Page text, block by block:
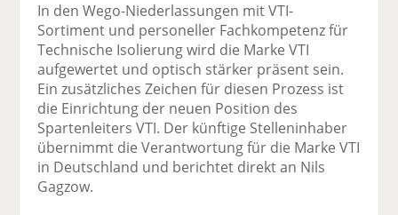
In den Wego-Niederlassungen mit VTI-
Sortiment und personeller Fachkompetenz für
Technische Isolierung wird die Marke VTI
aufgewertet und optisch stärker präsent sein.
Ein zusätzliches Zeichen für diesen Prozess ist
die Einrichtung der neuen Position des
Spartenleiters VTI. Der künftige Stelleninhaber
übernimmt die Verantwortung für die Marke VTI
in Deutschland und berichtet direkt an Nils
Gagzow.